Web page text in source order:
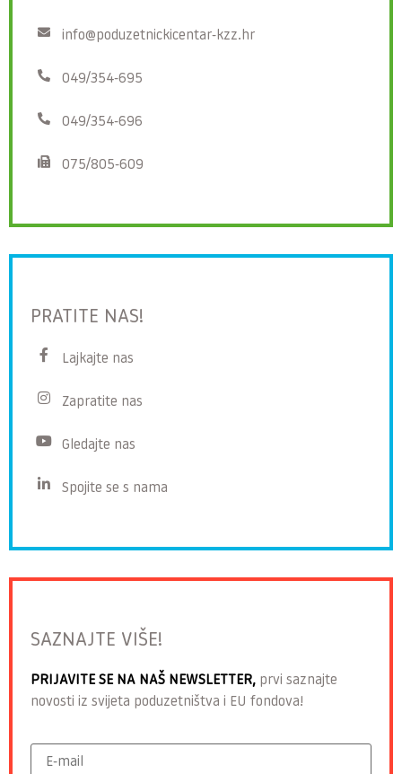
info@poduzetnickicentar-kzz.hr
049/354-695
049/354-696
075/805-609
PRATITE NAS!
Lajkajte nas
Zapratite nas
Gledajte nas
Spojite se s nama
SAZNAJTE VIŠE!
PRIJAVITE SE NA NAŠ NEWSLETTER, prvi saznajte
novosti iz svijeta poduzetništva i EU fondova!